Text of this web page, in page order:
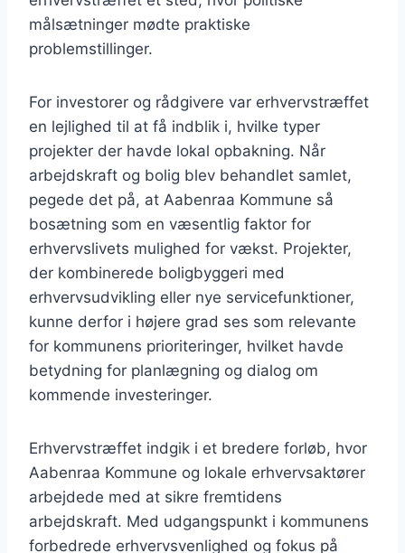
målsætninger mødte praktiske
problemstillinger.
For investorer og rådgivere var erhvervstræffet
en lejlighed til at få indblik i, hvilke typer
projekter der havde lokal opbakning. Når
arbejdskraft og bolig blev behandlet samlet,
pegede det på, at Aabenraa Kommune så
bosætning som en væsentlig faktor for
erhvervslivets mulighed for vækst. Projekter,
der kombinerede boligbyggeri med
erhvervsudvikling eller nye servicefunktioner,
kunne derfor i højere grad ses som relevante
for kommunens prioriteringer, hvilket havde
betydning for planlægning og dialog om
kommende investeringer.
Erhvervstræffet indgik i et bredere forløb, hvor
Aabenraa Kommune og lokale erhvervsaktører
arbejdede med at sikre fremtidens
arbejdskraft. Med udgangspunkt i kommunens
forbedrede erhvervsvenlighed og fokus på